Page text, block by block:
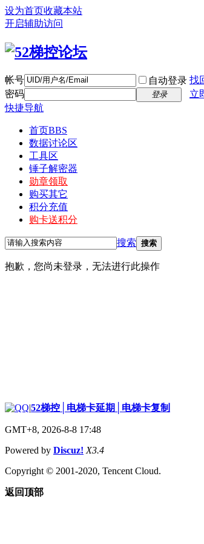
设为首页收藏本站
开启辅助访问
帐号 自动登录 找
密码
登录
立
快捷导航
首页BBS
数据讨论区
工具区
锤子解密器
勋章领取
购买其它
积分充值
购卡送积分
搜索 搜索
抱歉，您尚未登录，无法进行此操作
|52梯控│电梯卡延期│电梯卡复制
GMT+8, 2026-8-8 17:48
Powered by Discuz! X3.4
Copyright © 2001-2020, Tencent Cloud.
返回顶部